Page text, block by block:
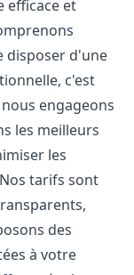
efficace et
disposer d'une
c'est
engageons
les meilleurs
les
tarifs sont
des
à votre